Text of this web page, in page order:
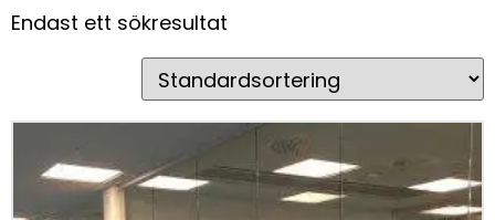
Endast ett sökresultat